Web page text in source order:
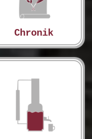
Chronik